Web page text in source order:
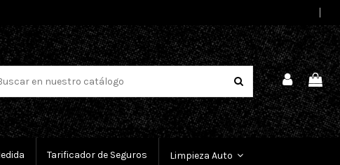
Tarificador de Seguros Limpieza Auto